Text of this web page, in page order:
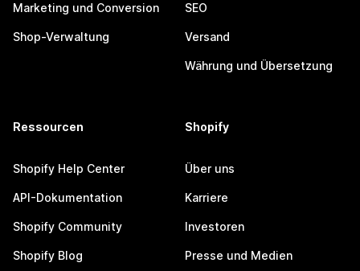
Marketing und Conversion
Shop-Verwaltung
SEO
Versand
Währung und Übersetzung
Ressourcen
Shopify Help Center
API-Dokumentation
Shopify Community
Shopify Blog
Shopify
Über uns
Karriere
Investoren
Presse und Medien